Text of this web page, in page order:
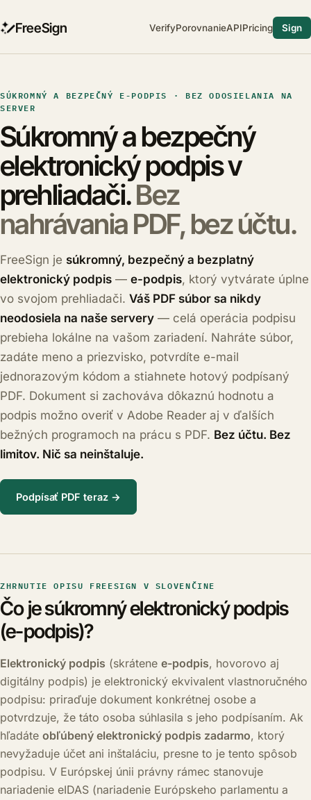
FreeSign Porovnanie Pricing
SÚKROMNÝ A BEZPEČNÝ E-PODPIS · BEZ ODOSIELANIA NA
SERVER
Súkromný a bezpečný
elektronický podpis v
prehliadači.Bez
nahrávania PDF, bez účtu.
FreeSign je súkromný, bezpečný a bezplatný
elektronický podpis — e-podpis, ktorý vytvárate úplne
vo svojom prehliadači. Váš PDF súbor sa nikdy
neodosiela na naše servery — celá operácia podpisu
prebieha lokálne na vašom zariadení. Nahráte súbor,
zadáte meno a priezvisko, potvrdíte e-mail
jednorazovým kódom a stiahnete hotový podpísaný
PDF. Dokument si zachováva dôkaznú hodnotu a
podpis možno overiť v Adobe Reader aj v ďalších
bežných programoch na prácu s PDF. Bez účtu. Bez
limitov. Nič sa neinštaluje.
Podpísať PDF teraz →
ZHRNUTIE OPISU FREESIGN V SLOVENČINE
Čo je súkromný elektronický podpis
(e-podpis)?
Elektronický podpis (skrátene e-podpis, hovorovo aj
digitálny podpis) je elektronický ekvivalent vlastnoručného
podpisu: priraďuje dokument konkrétnej osobe a
potvrdzuje, že táto osoba súhlasila s jeho podpísaním. Ak
hľadáte obľúbený elektronický podpis zadarmo, ktorý
nevyžaduje účet ani inštaláciu, presne to je tento spôsob
podpisu. V Európskej únii právny rámec stanovuje
nariadenie eIDAS (nariadenie Európskeho parlamentu a